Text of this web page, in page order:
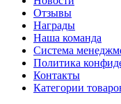
Отзывы
Награды
Наша команда
Система
Политика
Контакты
Категории